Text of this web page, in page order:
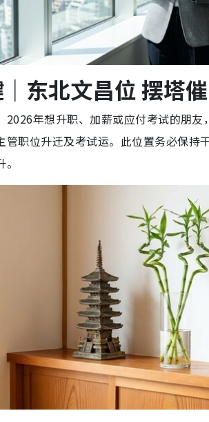
东北文昌位 摆塔
2026年想升职、加薪或应付考试的朋友
职位升迁及考试运。此位置务必保持